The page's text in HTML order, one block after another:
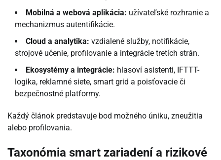
Mobilná a webová aplikácia: užívateľské rozhranie a
mechanizmus autentifikácie.
Cloud a analytika: vzdialené služby, notifikácie,
strojové učenie, profilovanie a integrácie tretích strán.
Ekosystémy a integrácie: hlasoví asistenti, IFTTT-
logika, reklamné siete, smart grid a poisťovacie či
bezpečnostné platformy.
Každý článok predstavuje bod možného úniku, zneužitia
alebo profilovania.
Taxonómia smart zariadení a rizikové